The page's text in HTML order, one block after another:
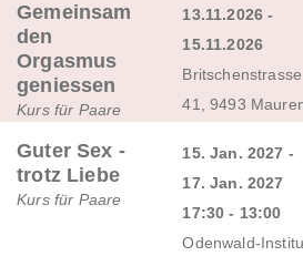
Gemeinsam
den
Orgasmus
geniessen
Kurs für Paare
13.11.2026 -
15.11.2026
Britschenstrasse
41, 9493
Guter Sex -
trotz Liebe
Kurs für Paare
15. Jan. 2027 -
17. Jan. 2027
17:30 - 13:00
Odenwald-